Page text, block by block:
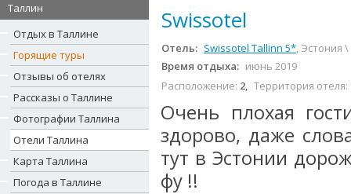
Таллин
Отдых в Таллине
Горящие туры
Отзывы об отелях
Рассказы о Таллине
Фотографии Таллина
Отели Таллина
Карта Таллина
Погода в Таллине
Swissotel
Отель: Swissotel Tallinn 5*, Эстония
Время отдыха: июнь 2019
Расположение: 2, Территория отеля:
Очень плохая
здорово, даже
тут в Эстонии
фу !!